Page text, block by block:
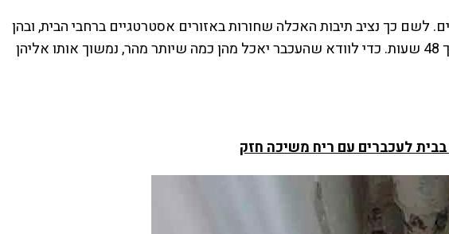
לשם כך נציב תיבות האכלה שחורות באזורים אסטרטגיים ברחבי הבית, ובהן
נשים פיתיונות עם רעל שיחסלו את העכבר שיאכל מהן תוך 48 שעות. כדי לוודא שהעכבר יאכל מהן כמה שיותר מהר, נמשוך אותו אליהן
לעכברים עם ריח משיכה חזק